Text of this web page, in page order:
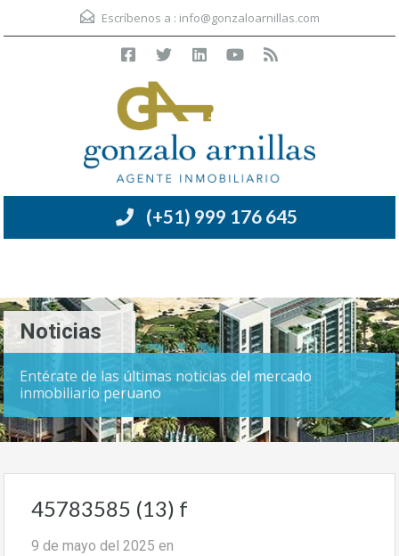
Escríbenos a : info@gonzaloarnillas.com
(+51) 999 176 645
Noticias
Entérate de las últimas noticias del mercado
inmobiliario peruano
45783585 (13) f
9 de mayo del 2025 en